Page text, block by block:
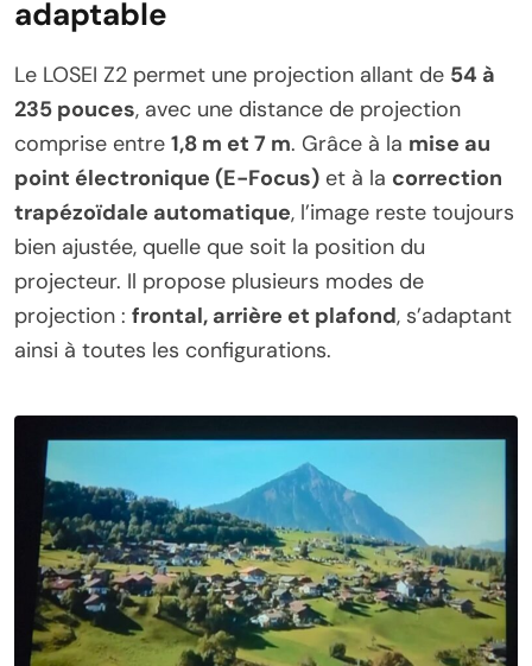
adaptable
Le LOSEI Z2 permet une projection allant de 54 à
235 pouces, avec une distance de projection
comprise entre 1,8 m et 7 m. Grâce à la mise au
point électronique (E-Focus) et à la correction
trapézoïdale automatique, l’image reste toujours
bien ajustée, quelle que soit la position du
projecteur. Il propose plusieurs modes de
projection : frontal, arrière et plafond, s’adaptant
ainsi à toutes les configurations.